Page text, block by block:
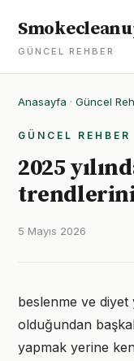
GÜNCEL REHBER
Anasayfa · Güncel
GÜNCEL REHBER
2025
5 Mayıs 2026
beslenme ve
olduğundan
yapmak yerine